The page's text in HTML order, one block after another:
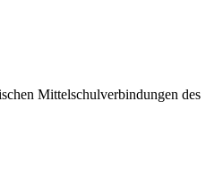
Mittelschulverbindungen des